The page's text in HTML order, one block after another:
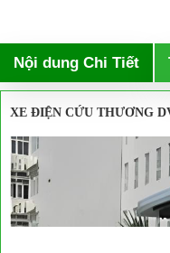
Nội dung Chi Tiết
XE ĐIỆN CỨU THƯƠNG